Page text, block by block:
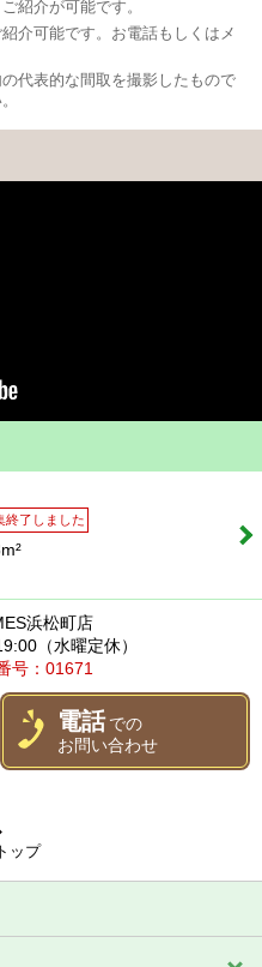
紹介が可能です。
介可能です。お電話もしくはメ
代表的な間取を撮影したもので
了しました
浜松町店
（水曜定休）
号：01671
電話 での
お問い合わせ
ップ